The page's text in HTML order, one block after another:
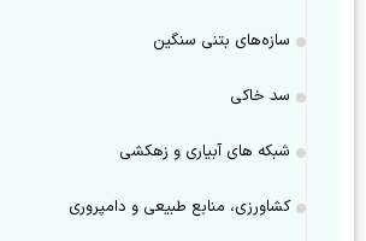
سازه‌های بتنی سنگین
سد خاکی
شبکه های آبیاری و زهکشی
کشاورزی، منابع طبیعی و دامپروری